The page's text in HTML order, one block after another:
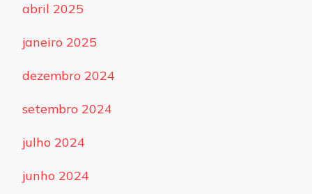
abril 2025
janeiro 2025
dezembro 2024
setembro 2024
julho 2024
junho 2024